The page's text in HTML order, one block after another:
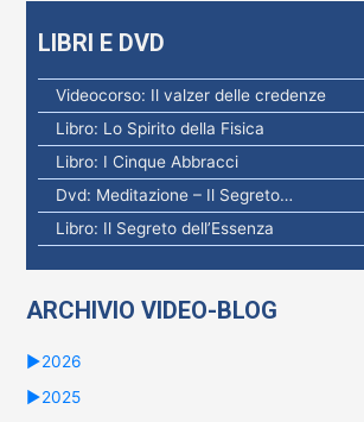
LIBRI E DVD
Videocorso: Il valzer delle credenze
Libro: Lo Spirito della Fisica
Libro: I Cinque Abbracci
Dvd: Meditazione – Il Segreto…
Libro: Il Segreto dell’Essenza
ARCHIVIO VIDEO-BLOG
►2026
►2025